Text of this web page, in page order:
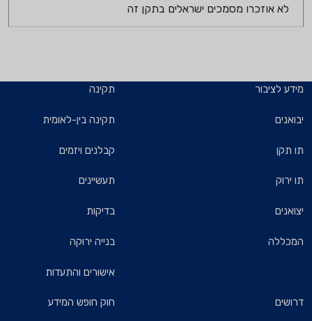
לא אוזכרו מסמכים ישראלים בתקן זה
מידע לציבור
יבואנים
תו תקן
תו ירוק
יצואנים
המכללה
תקינה
תקינה בין-לאומית
קבלנים ויזמים
תעשיינים
בדיקות
בנייה ירוקה
אישורים והתעדות
דרושים חוק חופש המידע